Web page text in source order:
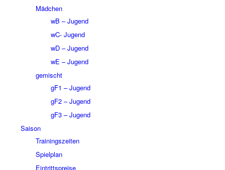
Mädchen
wB – Jugend
wC- Jugend
wD – Jugend
wE – Jugend
gemischt
gF1 – Jugend
gF2 – Jugend
gF3 – Jugend
Saison
Trainingszeiten
Spielplan
Eintrittspreise